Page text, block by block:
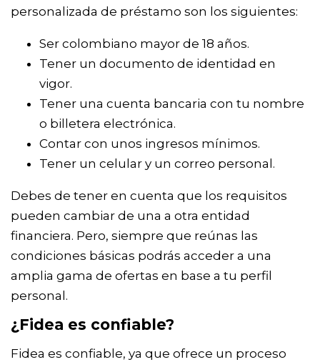
personalizada de préstamo son los siguientes:
Ser colombiano mayor de 18 años.
Tener un documento de identidad en
vigor.
Tener una cuenta bancaria con tu nombre
o billetera electrónica.
Contar con unos ingresos mínimos.
Tener un celular y un correo personal.
Debes de tener en cuenta que los requisitos
pueden cambiar de una a otra entidad
financiera. Pero, siempre que reúnas las
condiciones básicas podrás acceder a una
amplia gama de ofertas en base a tu perfil
personal.
¿Fidea es confiable?
Fidea es confiable, ya que ofrece un proceso